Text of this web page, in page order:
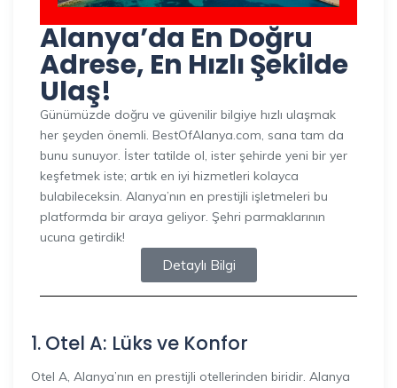
Alanya’da En Doğru
Adrese, En Hızlı Şekilde
Ulaş!
Günümüzde doğru ve güvenilir bilgiye hızlı ulaşmak
her şeyden önemli. BestOfAlanya.com, sana tam da
bunu sunuyor. İster tatilde ol, ister şehirde yeni bir yer
keşfetmek iste; artık en iyi hizmetleri kolayca
bulabileceksin. Alanya’nın en prestijli işletmeleri bu
platformda bir araya geliyor. Şehri parmaklarının
ucuna getirdik!
Detaylı Bilgi
1. Otel A: Lüks ve Konfor
Otel A, Alanya’nın en prestijli otellerinden biridir. Alanya